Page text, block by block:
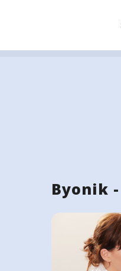
Byonik